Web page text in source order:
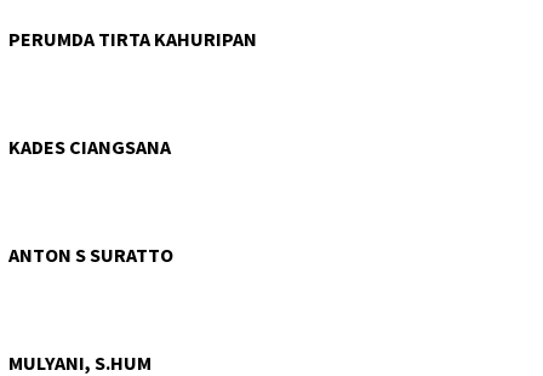
PERUMDA TIRTA KAHURIPAN
KADES CIANGSANA
ANTON S SURATTO
MULYANI, S.HUM